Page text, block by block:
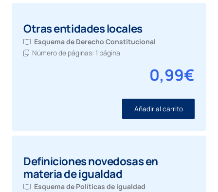
Otras entidades locales
Esquema de Derecho Constitucional
Número de páginas: 1 página
0,99€
Añadir al carrito
Definiciones novedosas en
materia de igualdad
Esquema de Políticas de igualdad